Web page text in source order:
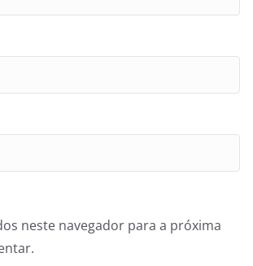
neste navegador para a próxima